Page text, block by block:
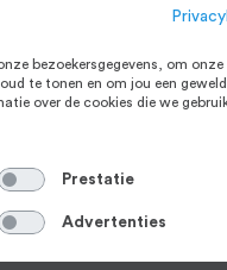
bezoekersgegevens, om onze
te tonen en om jou een
over de cookies die we
Prestatie
Advertenties